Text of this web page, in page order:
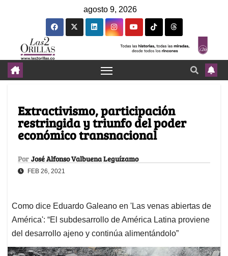
agosto 9, 2026
Extractivismo, participación
restringida y triunfo del poder
económico transnacional
Por José Alfonso Valbuena Leguízamo
FEB 26, 2021
Como dice Eduardo Galeano en 'Las venas abiertas de
América': “El subdesarrollo de América Latina proviene
del desarrollo ajeno y continúa alimentándolo”